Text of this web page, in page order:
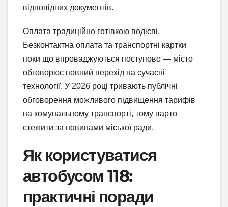
відповідних документів.
Оплата традиційно готівкою водієві.
Безконтактна оплата та транспортні картки
поки що впроваджуються поступово — місто
обговорює повний перехід на сучасні
технології. У 2026 році тривають публічні
обговорення можливого підвищення тарифів
на комунальному транспорті, тому варто
стежити за новинами міської ради.
Як користуватися
автобусом 118:
практичні поради